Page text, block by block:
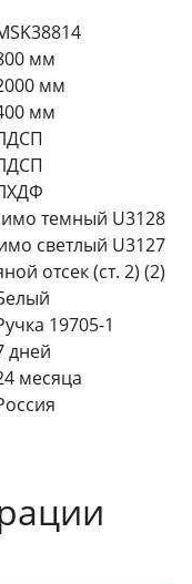
мм
мм
мм
темный U3128
светлый U3127
отсек (ст. 2) (2)
19705-1
дней
месяца